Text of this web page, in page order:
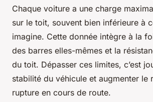
Chaque voiture a une charge
sur le toit, souvent bien inférieure à
imagine. Cette donnée intègre à la
des barres elles-mêmes et la
du toit. Dépasser ces limites, c’est
stabilité du véhicule et augmenter le
rupture en cours de route.